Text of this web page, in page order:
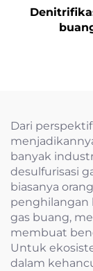
Dari
banyak
desulfurisasi
biasanya
penghilangan
gas buang,
membuat
Untuk
dalam